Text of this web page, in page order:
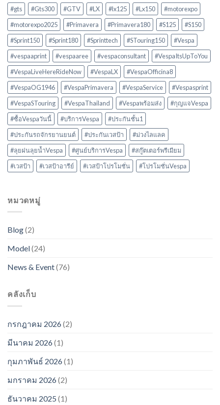
#gts #Gts300 #GTV #LX #lx125 #Lx150
#motorexpo
#motorexpo2025
#Primavera #Primavera180 #S125
#S150
#Sprint150
#Sprint180 #Sprinttech #STouring150
#Vespa
#vespaaprint
#vespaaree #vespaconsultant
#VespaItsUpToYou
#VespaLiveHereRideNow
#VespaLX
#VespaOfficina8
#VespaOG1946
#VespaPrimavera #VespaService
#Vespasprint
#VespaSTouring
#VespaThailand #Vespaพร้อมส่ง
#กุญแจVespa
#ซื้อVespaวันนี้
#บริการVespa
#ประกันชั้น1
#ประกันรถจักรยานยนต์
#ประกันเวสป้า
#ม่วงไลแลค
#ลุยฝนลุยน้ำVespa
#ศูนย์บริการVespa
#สกู๊ตเตอร์พรีเมียม
#เวสป้า
#เวสป้าอารีย์ #เวสป้าโปรโมชั่น #โปรโมชั่นVespa
หมวดหมู่
Blog(2)
Model(24)
News & Event(76)
คลังเก็บ
กรกฎาคม 2026(2)
มีนาคม 2026(1)
กุมภาพันธ์ 2026(1)
มกราคม 2026(2)
ธันวาคม 2025 (1)